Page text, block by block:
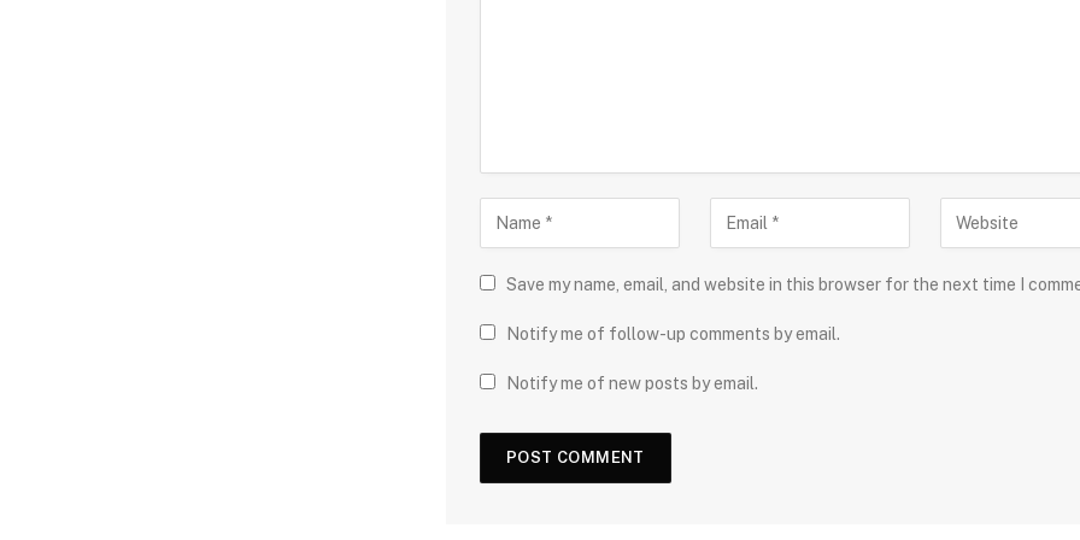
Save my name, email, and website in this browser for the next time I
Notify me of follow-up comments by email.
Notify me of new posts by email.